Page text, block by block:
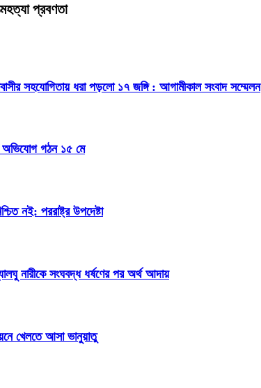
প্রবণতা
সহযোগিতায় ধরা পড়লো ১৭ জঙ্গি : আগামীকাল সংবাদ সম্মেলন
অভিযোগ গঠন ১৫ মে
নই: পররাষ্ট্র উপদেষ্টা
নারীকে সংঘবদ্ধ ধর্ষণের পর অর্থ আদায়
খেলতে আসা ভানুয়াতু